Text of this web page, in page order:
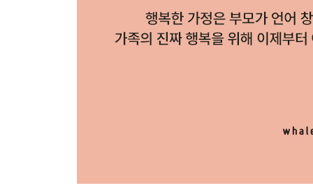
온전히 기뻐할 수 없게 하는 말
“잘했다, 그런데…”
아이에게 남김없이 칭찬해주세요